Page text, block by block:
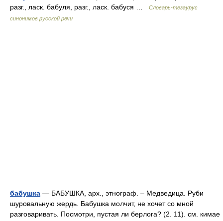
разг., ласк. бабуля, разг., ласк. бабуся …
Словарь-тезаурус
синонимов русской речи
бабушка — БАБУШКА, арх., этнограф. – Медведица. Руби
шуровальную жердь. Бабушка молчит, не хочет со мной
разговаривать. Посмотри, пустая ли берлога? (2. 11). см. кимае